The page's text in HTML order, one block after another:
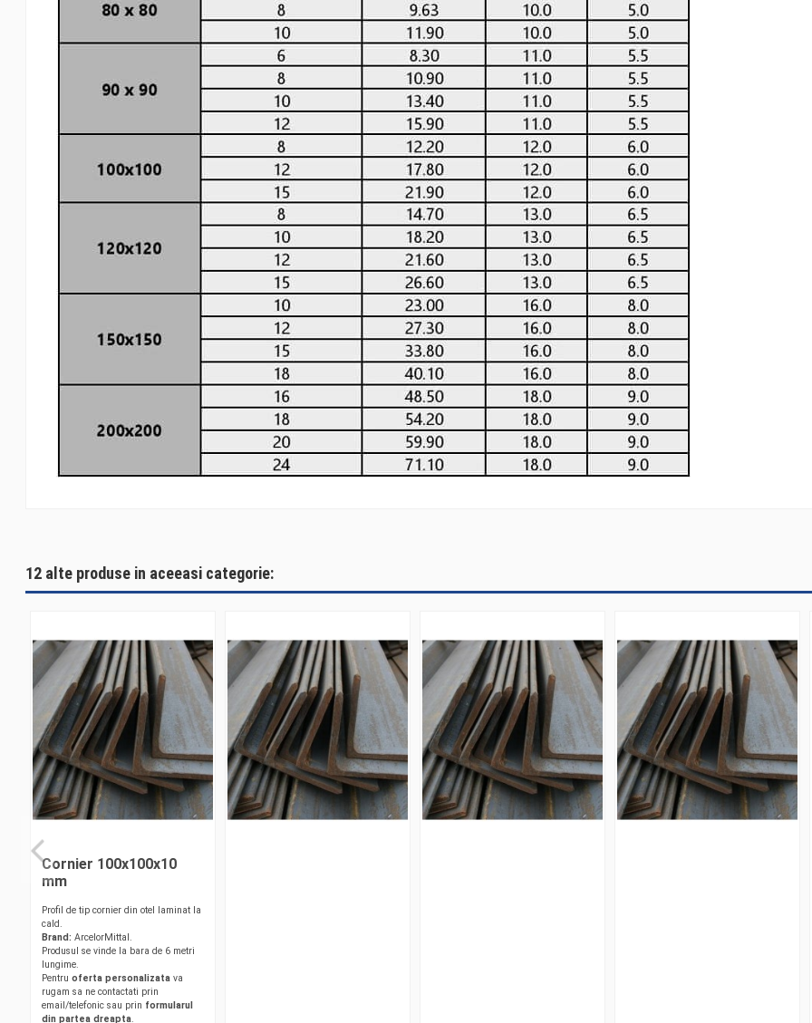
12 alte produse in aceeasi categorie:
Cornier 100x100x10
mm
Profil de tip cornier din otel laminat la
cald.
Brand: ArcelorMittal.
Produsul se vinde la bara de 6 metri
lungime.
Pentruoferta personalizata va
rugam sa ne contactati prin
email/telefonic sau prin formularul
din partea dreapta.